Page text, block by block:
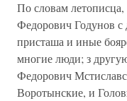
По словам летописца,
Федорович Годунов с
присташа и иные
многие люди; з
Федорович
Воротынские, и